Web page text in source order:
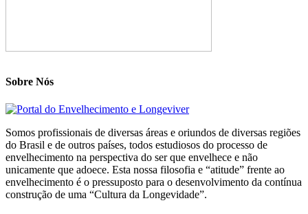
Sobre Nós
Somos profissionais de diversas áreas e oriundos de diversas regiões
do Brasil e de outros países, todos estudiosos do processo de
envelhecimento na perspectiva do ser que envelhece e não
unicamente que adoece. Esta nossa filosofia e “atitude” frente ao
envelhecimento é o pressuposto para o desenvolvimento da contínua
construção de uma “Cultura da Longevidade”.